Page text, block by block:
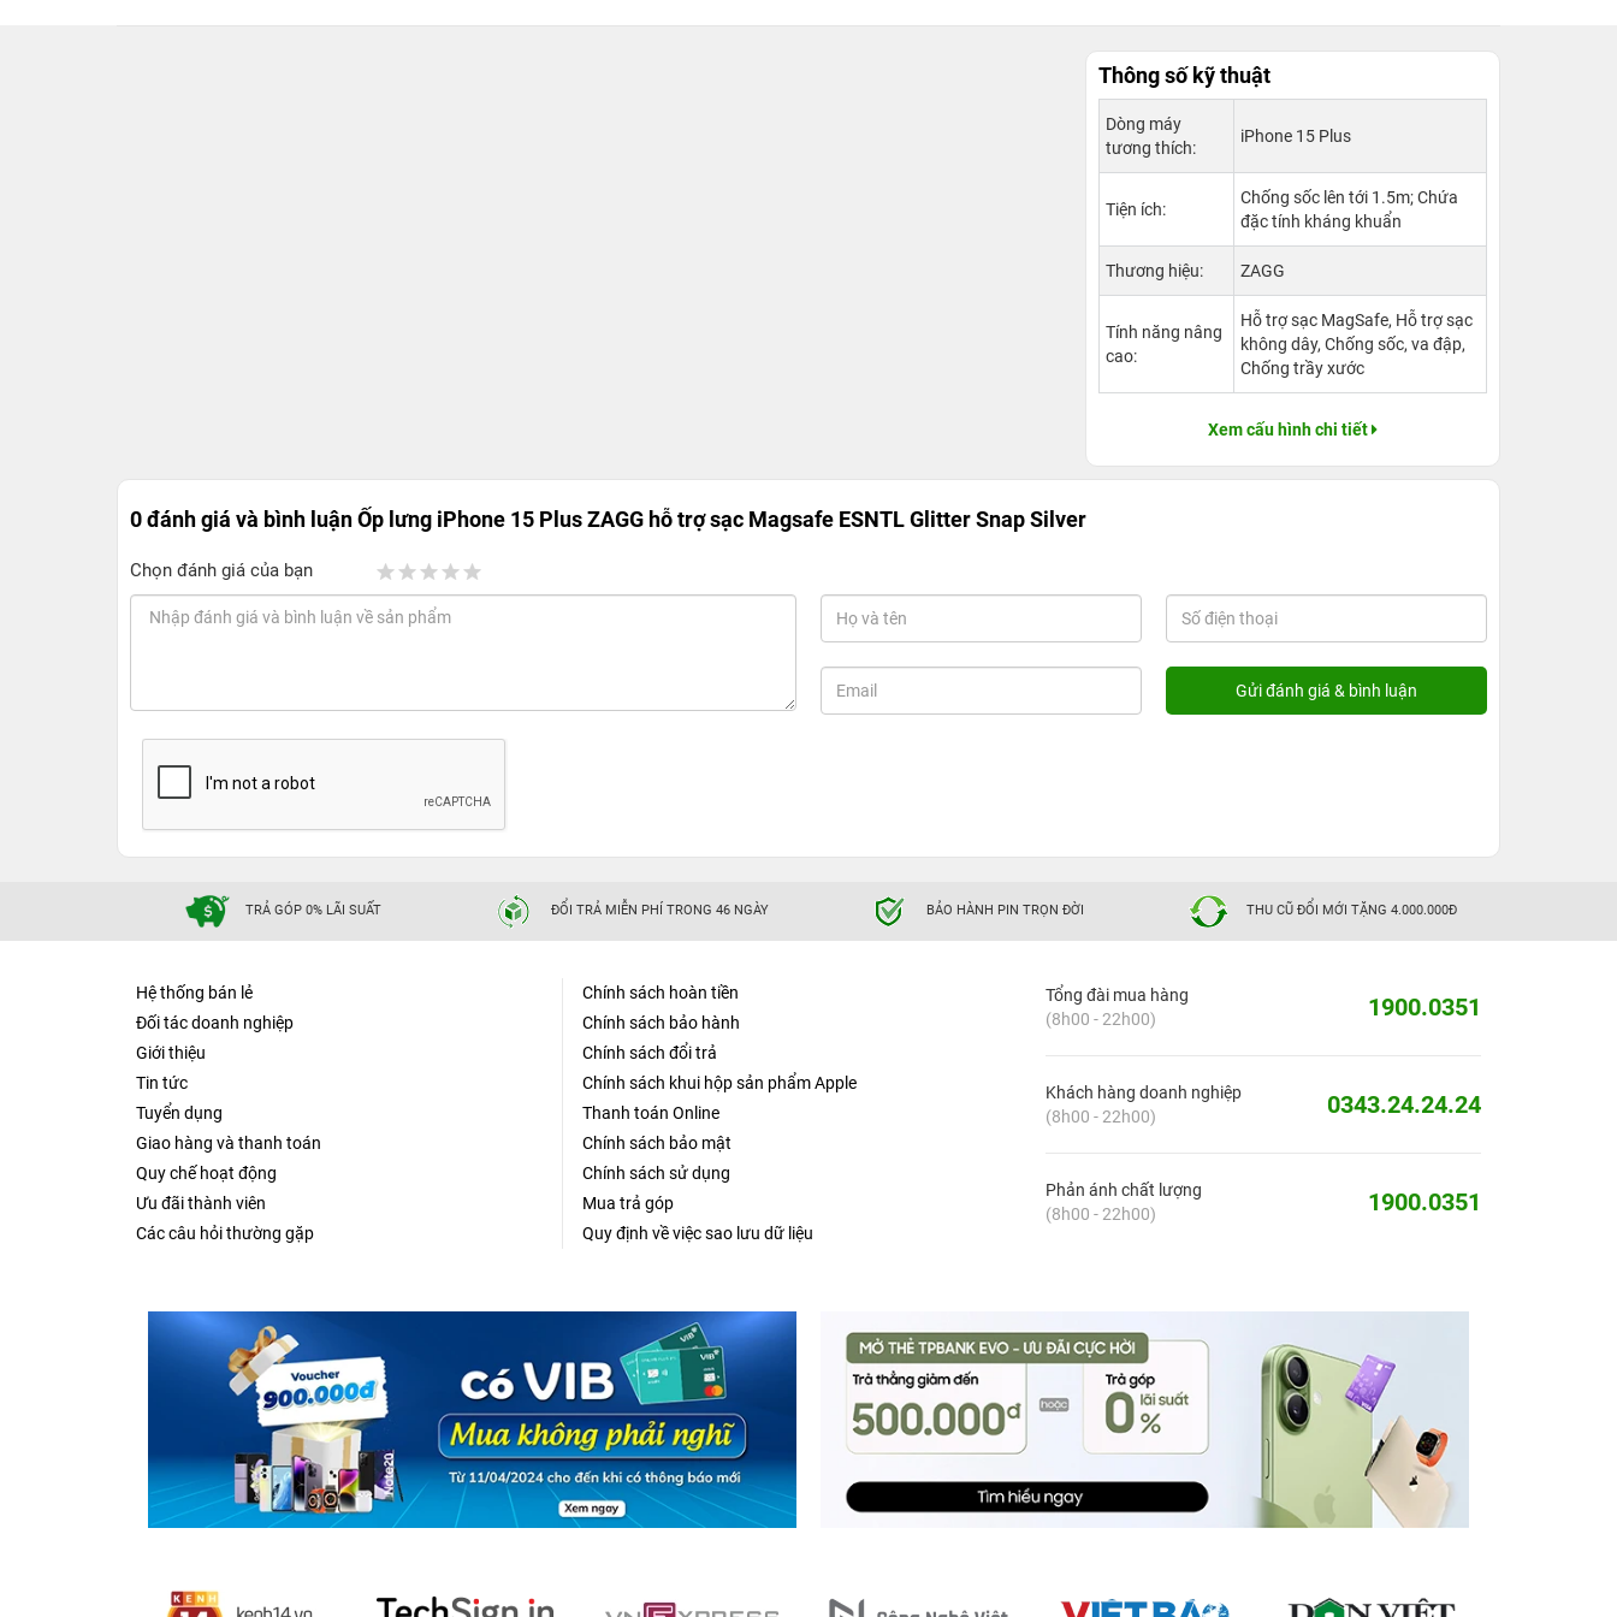
Thông số kỹ thuật
Dòng máy
tương thích:
iPhone 15 Plus
Tiện ích:
Chống sốc lên tới 1.5m; Chứa
đặc tính kháng khuẩn
Thương hiệu: ZAGG
Tính năng nâng
cao:
Hỗ trợ sạc MagSafe, Hỗ trợ sạc
không dây, Chống sốc, va đập,
Chống trầy xước
Xem cấu hình chi tiết
0 đánh giá và bình luậnỐp lưng iPhone 15 Plus ZAGG hỗ trợ sạc Magsafe ESNTL Glitter Snap Silver
Chọn đánh giá của bạn
TRẢ GÓP 0% LÃI SUẤT ĐỔI TRẢ MIỄN PHÍ TRONG 46 NGÀY BẢO HÀNH PIN TRỌN ĐỜI THU CŨ ĐỔI MỚI TẶNG 4.000.000Đ
Hệ thống bán lẻ
Đối tác doanh nghiệp
Giới thiệu
Tin tức
Tuyển dụng
Giao hàng và thanh toán
Quy chế hoạt động
Ưu đãi thành viên
Các câu hỏi thường gặp
Chính sách hoàn tiền
Chính sách bảo hành
Chính sách đổi trả
Chính sách khui hộp sản phẩm Apple
Thanh toán Online
Chính sách bảo mật
Chính sách sử dụng
Mua trả góp
Quy định về việc sao lưu dữ liệu
Tổng đài mua hàng
(8h00 - 22h00)
1900.0351
Khách hàng doanh nghiệp
(8h00 - 22h00)
0343.24.24.24
Phản ánh chất lượng
(8h00 - 22h00)
1900.0351